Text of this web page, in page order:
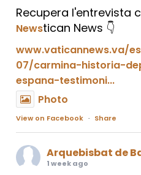
Recupera l'entrevista
Newstican News 👇
www.vaticannews.va/
07/carmina-historia-
espana-testimoni...
Photo
View on Facebook · Share
Arquebisbat de
1 week ago